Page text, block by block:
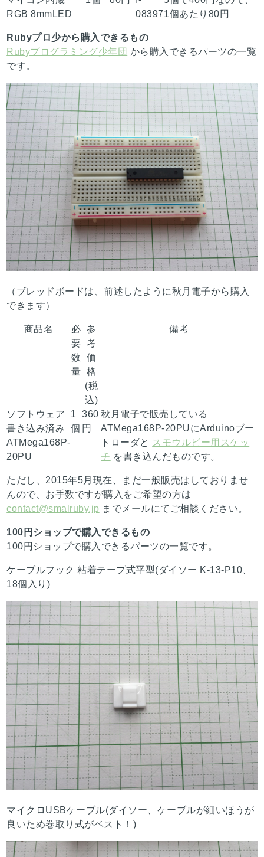
RGB 8mmLED
083971個あたり80円
Rubyプロ少から購入できるもの
Rubyプログラミング少年団 から購入できるパーツの一覧
です。
（ブレッドボードは、前述したように秋月電子から購入
できます）
商品名
必
要
数
量
参
考
価
格
(税
込)
備考
ソフトウェア
書き込み済み
ATMega168P-
20PU
1
個
360
円
秋月電子で販売している
ATMega168P-20PUにArduinoブー
トローダと スモウルビー用スケッ
チ を書き込んだものです。
ただし、2015年5月現在、まだ一般販売はしておりませ
んので、お手数ですが購入をご希望の方は
contact@smalruby.jp までメールにてご相談ください。
100円ショップで購入できるもの
100円ショップで購入できるパーツの一覧です。
ケーブルフック 粘着テープ式平型(ダイソー K-13-P10、
18個入り)
マイクロUSBケーブル(ダイソー、ケーブルが細いほうが
良いため巻取り式がベスト！)